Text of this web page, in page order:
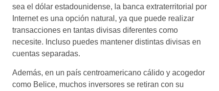
sea el dólar estadounidense, la banca extraterritorial por
Internet es una opción natural, ya que puede realizar
transacciones en tantas divisas diferentes como
necesite. Incluso puedes mantener distintas divisas en
cuentas separadas.
Además, en un país centroamericano cálido y acogedor
como Belice, muchos inversores se retiran con su